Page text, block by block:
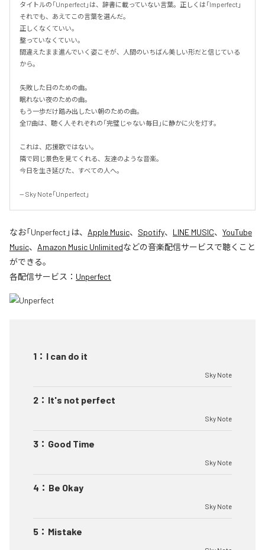
タイトルの「Unperfect」は、辞書に載っていない言葉。正しくは「Imperfect」
それでも、あえてこの言葉を選んだ。
正しくなくていい。
整っていなくていい。
間違えたまま進んでいく姿こそが、人間のいちばん美しい形だと信じている
から。
失敗した日のための曲。
眠れない夜のための曲。
もう一歩だけ踏み出したい朝のための曲。
全17曲は、聴く人それぞれの「完璧じゃない毎日」に静かに火を灯す。
これは、応援歌ではない。
隣で同じ景色を見てくれる、友達のような音楽。
今日を生き延びた、すべての人へ。
-- Sky Note「Unperfect」
なお「Unperfect 」は、 Apple Music、 Spotify、 LINE MUSIC、 YouTube
Music、 Amazon Music Unlimitedなどの音楽配信サービスで聴くこと
ができる。
各配信サービス： Unperfect
1 ： I can do it
Sky Note
2 ： It's not perfect
Sky Note
3 ： Good Time
Sky Note
4 ： Be Okay
Sky Note
5 ： Mistake